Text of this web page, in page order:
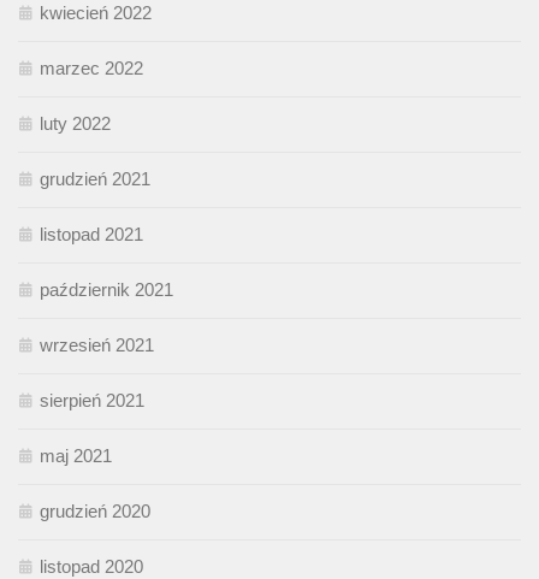
kwiecień 2022
marzec 2022
luty 2022
grudzień 2021
listopad 2021
październik 2021
wrzesień 2021
sierpień 2021
maj 2021
grudzień 2020
listopad 2020